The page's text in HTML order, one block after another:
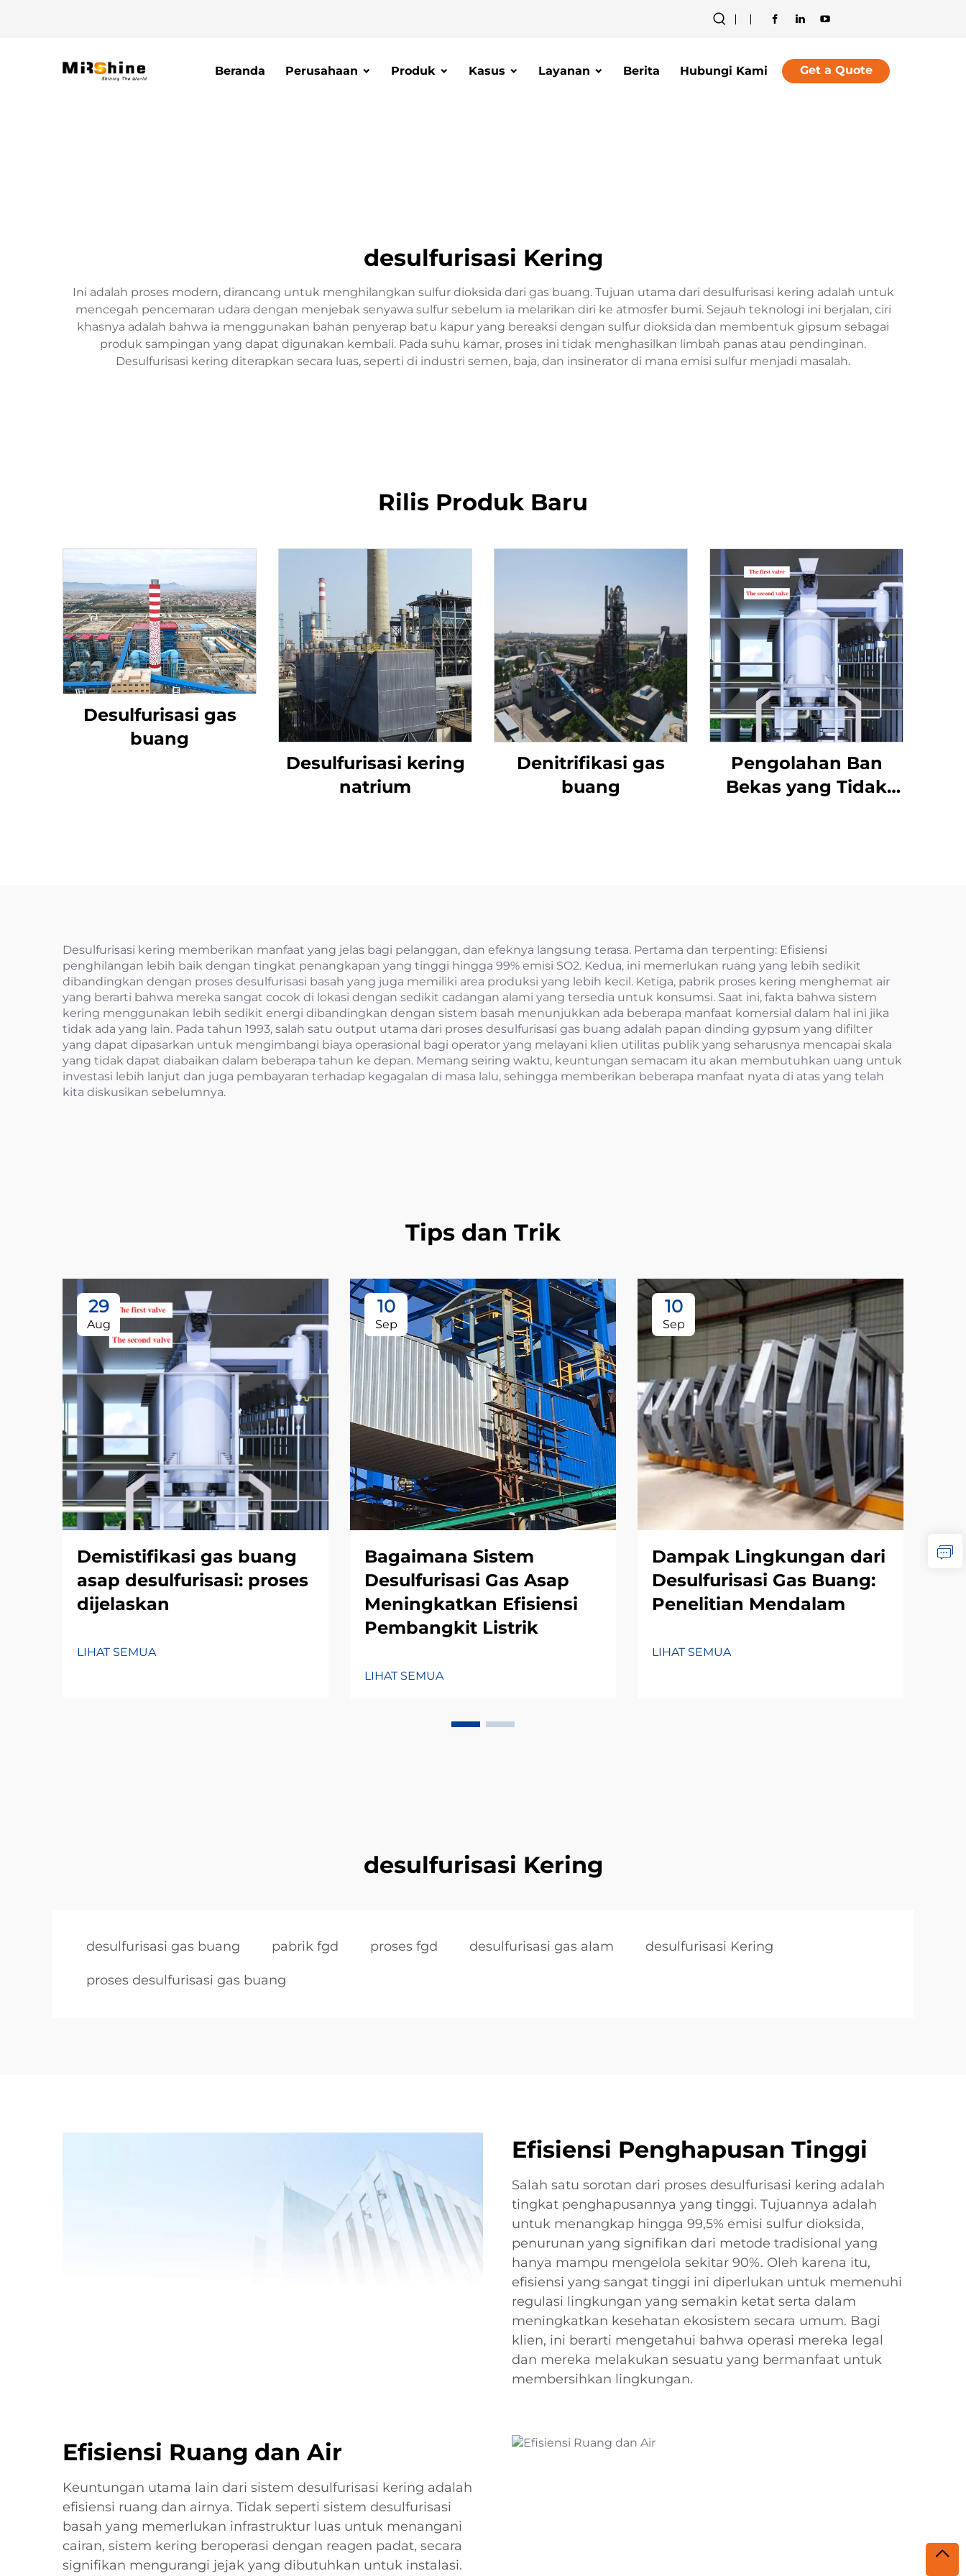
Beranda Perusahaan Produk Kasus Layanan Berita Hubungi Kami Get a Quote
desulfurisasi Kering
Ini adalah proses modern, dirancang untuk menghilangkan sulfur dioksida dari gas buang. Tujuan utama dari desulfurisasi kering adalah untuk
mencegah pencemaran udara dengan menjebak senyawa sulfur sebelum ia melarikan diri ke atmosfer bumi. Sejauh teknologi ini berjalan, ciri
khasnya adalah bahwa ia menggunakan bahan penyerap batu kapur yang bereaksi dengan sulfur dioksida dan membentuk gipsum sebagai
produk sampingan yang dapat digunakan kembali. Pada suhu kamar, proses ini tidak menghasilkan limbah panas atau pendinginan.
Desulfurisasi kering diterapkan secara luas, seperti di industri semen, baja, dan insinerator di mana emisi sulfur menjadi masalah.
Rilis Produk Baru
Desulfurisasi gas
buang
Desulfurisasi kering
natrium
Denitrifikasi gas
buang
Pengolahan Ban
Bekas yang Tidak
Desulfurisasi kering memberikan manfaat yang jelas bagi pelanggan, dan efeknya langsung terasa. Pertama dan terpenting: Efisiensi
penghilangan lebih baik dengan tingkat penangkapan yang tinggi hingga 99% emisi SO2. Kedua, ini memerlukan ruang yang lebih sedikit
dibandingkan dengan proses desulfurisasi basah yang juga memiliki area produksi yang lebih kecil. Ketiga, pabrik proses kering menghemat air
yang berarti bahwa mereka sangat cocok di lokasi dengan sedikit cadangan alami yang tersedia untuk konsumsi. Saat ini, fakta bahwa sistem
kering menggunakan lebih sedikit energi dibandingkan dengan sistem basah menunjukkan ada beberapa manfaat komersial dalam hal ini jika
tidak ada yang lain. Pada tahun 1993, salah satu output utama dari proses desulfurisasi gas buang adalah papan dinding gypsum yang difilter
yang dapat dipasarkan untuk mengimbangi biaya operasional bagi operator yang melayani klien utilitas publik yang seharusnya mencapai skala
yang tidak dapat diabaikan dalam beberapa tahun ke depan. Memang seiring waktu, keuntungan semacam itu akan membutuhkan uang untuk
investasi lebih lanjut dan juga pembayaran terhadap kegagalan di masa lalu, sehingga memberikan beberapa manfaat nyata di atas yang telah
kita diskusikan sebelumnya.
Tips dan Trik
29
Aug
Demistifikasi gas buang
asap desulfurisasi: proses
dijelaskan
LIHAT SEMUA
10
Sep
Bagaimana Sistem
Desulfurisasi Gas Asap
Meningkatkan Efisiensi
Pembangkit Listrik
LIHAT SEMUA
10
Sep
Dampak Lingkungan dari
Desulfurisasi Gas Buang:
Penelitian Mendalam
LIHAT SEMUA
desulfurisasi Kering
desulfurisasi gas buang pabrik fgd proses fgd desulfurisasi gas alam desulfurisasi Kering
proses desulfurisasi gas buang
Efisiensi Penghapusan Tinggi
Salah satu sorotan dari proses desulfurisasi kering adalah
tingkat penghapusannya yang tinggi. Tujuannya adalah
untuk menangkap hingga 99,5% emisi sulfur dioksida,
penurunan yang signifikan dari metode tradisional yang
hanya mampu mengelola sekitar 90%. Oleh karena itu,
efisiensi yang sangat tinggi ini diperlukan untuk memenuhi
regulasi lingkungan yang semakin ketat serta dalam
meningkatkan kesehatan ekosistem secara umum. Bagi
klien, ini berarti mengetahui bahwa operasi mereka legal
dan mereka melakukan sesuatu yang bermanfaat untuk
membersihkan lingkungan.
Efisiensi Ruang dan Air
Keuntungan utama lain dari sistem desulfurisasi kering adalah
efisiensi ruang dan airnya. Tidak seperti sistem desulfurisasi
basah yang memerlukan infrastruktur luas untuk menangani
cairan, sistem kering beroperasi dengan reagen padat, secara
signifikan mengurangi jejak yang dibutuhkan untuk instalasi.